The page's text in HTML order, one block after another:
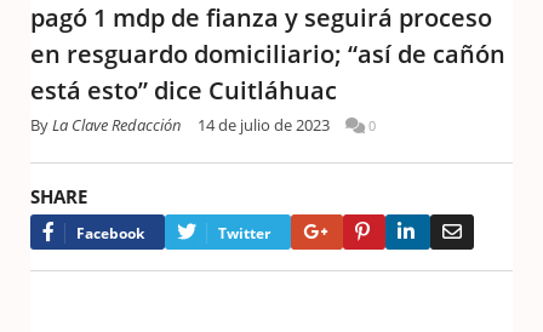
pagó 1 mdp de fianza y seguirá proceso
en resguardo domiciliario; “así de cañón
está esto” dice Cuitláhuac
ByLa Clave Redacción 14 de julio de 2023 0
SHARE
Facebook Twitter Google+PinterestLinkedIn